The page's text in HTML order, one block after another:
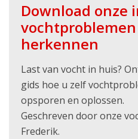
Download onze
herkennen
Last van vocht in huis?
gids hoe u zelf
opsporen en oplossen.
Geschreven door onze
Frederik.